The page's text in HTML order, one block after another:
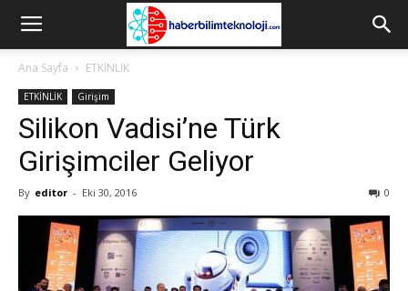
Ana Sayfa ETKİNLİK
ETKİNLİK Girişim
Silikon Vadisi’ne Türk
Girişimciler Geliyor
By editor - Eki 30, 2016 0